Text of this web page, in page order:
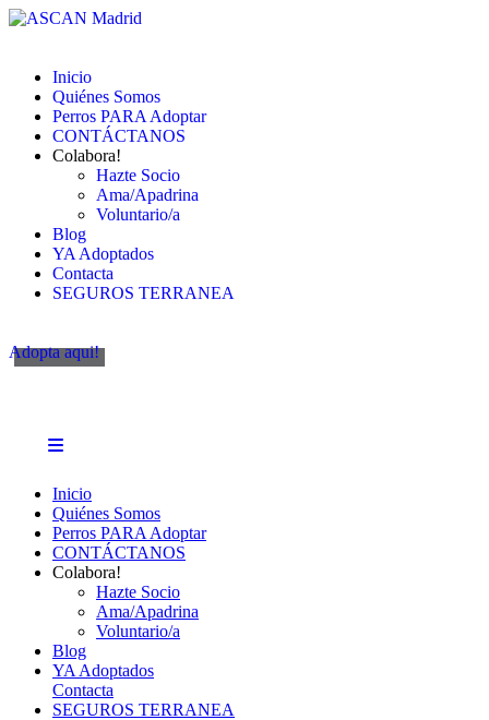
Inicio
Quiénes Somos
Perros PARA Adoptar
CONTÁCTANOS
Colabora!
Hazte Socio
Ama/Apadrina
Voluntario/a
Blog
YA Adoptados
Contacta
SEGUROS TERRANEA
Adopta aqui!
Inicio
Quiénes Somos
Perros PARA Adoptar
CONTÁCTANOS
Colabora!
Hazte Socio
Ama/Apadrina
Voluntario/a
Blog
YA Adoptados
Contacta
SEGUROS TERRANEA